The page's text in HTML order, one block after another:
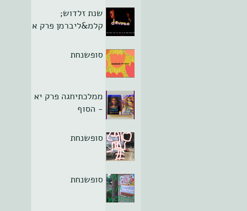
שנת זלדוש;
קלמ&ליברמן פרק א
סופשנחת
ממלכתיחגה פרק יא
- הסוף
סופשנחת
סופשנחת